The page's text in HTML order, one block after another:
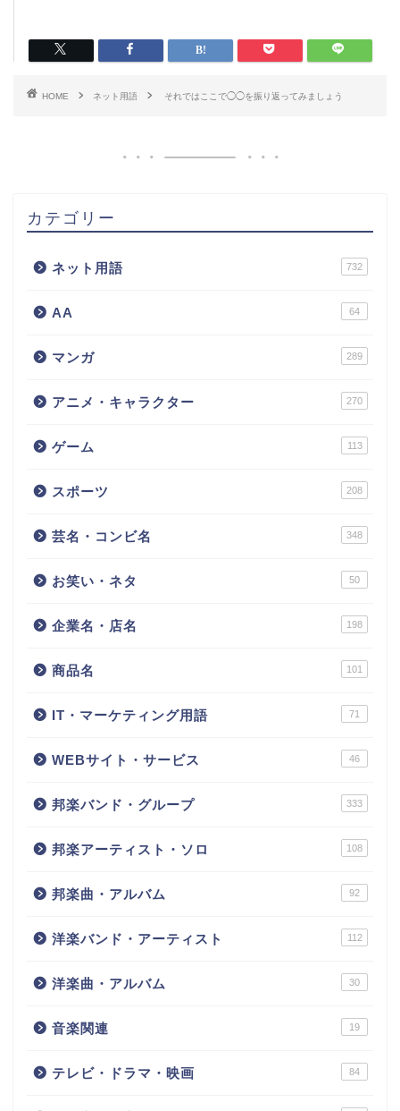
HOME ネット用語 それではここで◯◯を振り返ってみましょう
カテゴリー
ネット用語 732
AA 64
マンガ 289
アニメ・キャラクター 270
ゲーム 113
スポーツ 208
芸名・コンビ名 348
お笑い・ネタ 50
企業名・店名 198
商品名 101
IT・マーケティング用語 71
WEBサイト・サービス 46
邦楽バンド・グループ 333
邦楽アーティスト・ソロ 108
邦楽曲・アルバム 92
洋楽バンド・アーティスト 112
洋楽曲・アルバム 30
音楽関連 19
テレビ・ドラマ・映画 84